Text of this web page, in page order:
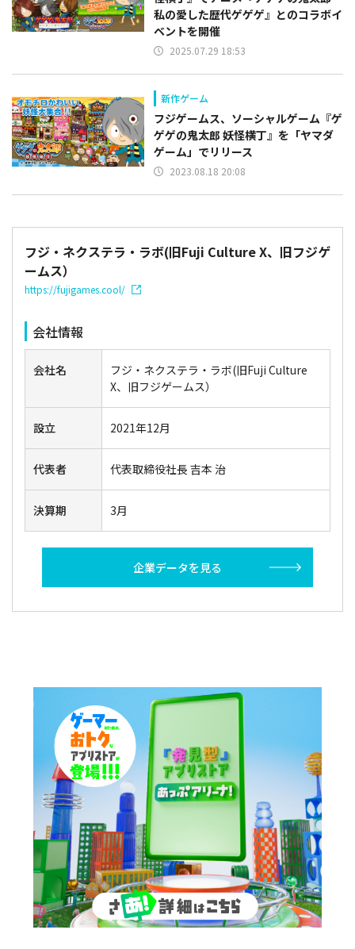
私の愛した歴代ゲゲゲ』とのコラボイ
ベントを開催
2025.07.29 18:53
新作ゲーム
フジゲームス、ソーシャルゲーム『ゲ
ゲゲの鬼太郎 妖怪横丁』を「ヤマダ
ゲーム」でリリース
2023.08.18 20:08
フジ・ネクステラ・ラボ(旧Fuji Culture X、旧フジゲ
ームス）
https://fujigames.cool/
会社情報
会社名
フジ・ネクステラ・ラボ(旧Fuji Culture
X、旧フジゲームス）
設立 2021年12月
代表者 代表取締役社長 吉本 治
決算期 3月
企業データを見る